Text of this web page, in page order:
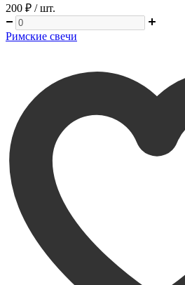
200 ₽ / шт.
Римские свечи